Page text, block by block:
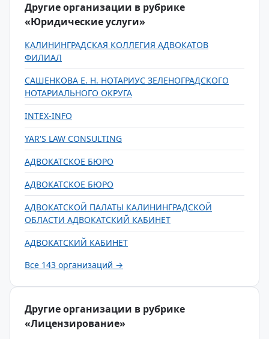
Другие организации в рубрике
«Юридические услуги»
КАЛИНИНГРАДСКАЯ КОЛЛЕГИЯ АДВОКАТОВ
ФИЛИАЛ
САШЕНКОВА Е. Н. НОТАРИУС ЗЕЛЕНОГРАДСКОГО
НОТАРИАЛЬНОГО ОКРУГА
INTEX-INFO
YAR'S LAW CONSULTING
АДВОКАТСКОЕ БЮРО
АДВОКАТСКОЕ БЮРО
АДВОКАТСКОЙ ПАЛАТЫ КАЛИНИНГРАДСКОЙ
ОБЛАСТИ АДВОКАТСКИЙ КАБИНЕТ
АДВОКАТСКИЙ КАБИНЕТ
Все 143 организаций →
Другие организации в рубрике
«Лицензирование»